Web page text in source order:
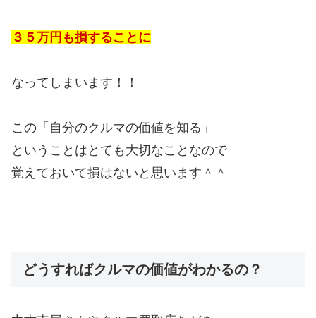
３５万円も損することに
なってしまいます！！
この「自分のクルマの価値を知る」
ということはとても大切なことなので
覚えておいて損はないと思います＾＾
どうすればクルマの価値がわかるの？